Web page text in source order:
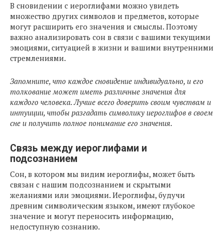
В сновидении с иероглифами можно увидеть
множество других символов и предметов, которые
могут расширить его значения и смыслы. Поэтому
важно анализировать сон в связи с вашими текущими
эмоциями, ситуацией в жизни и вашими внутренними
стремлениями.
Запомните, что каждое сновидение индивидуально, и его
толкование может иметь различные значения для
каждого человека. Лучше всего доверить своим чувствам и
интуиции, чтобы разгадать символику иероглифов в своем
сне и получить полное понимание его значения.
Связь между иероглифами и
подсознанием
Сон, в котором мы видим иероглифы, может быть
связан с нашим подсознанием и скрытыми
желаниями или эмоциями. Иероглифы, будучи
древним символическим языком, имеют глубокое
значение и могут переносить информацию,
недоступную сознанию.